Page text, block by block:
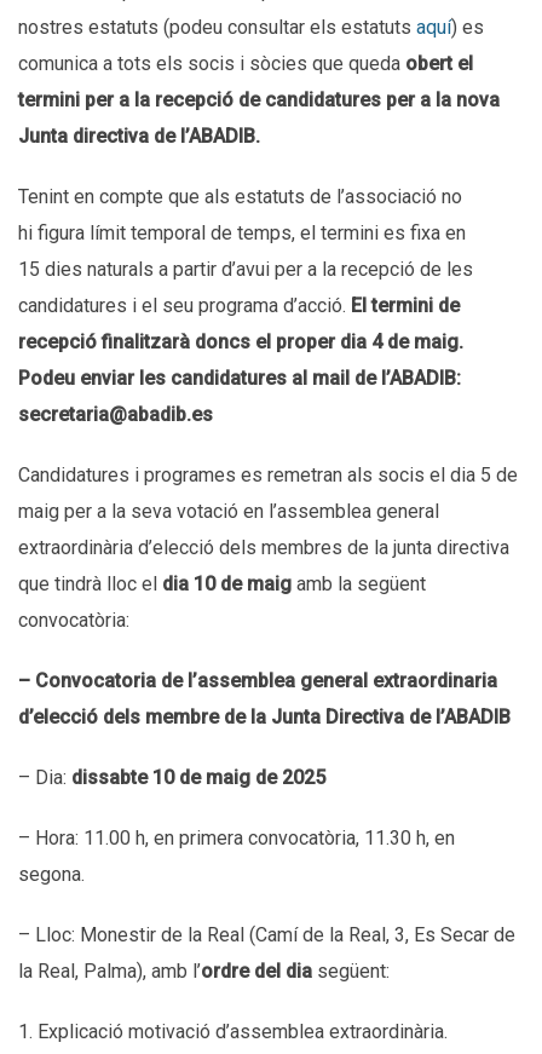
nostres estatuts (podeu consultar els estatuts aquí) es
comunica a tots els socis i sòcies que queda obert el
termini per a la recepció de candidatures per a la nova
Junta directiva de l’ABADIB.
Tenint en compte que als estatuts de l’associació no
hi figura límit temporal de temps, el termini es fixa en
15 dies naturals a partir d’avui per a la recepció de les
candidatures i el seu programa d’acció. El termini de
recepció finalitzarà doncs el proper dia 4de maig.
Podeu enviar les candidatures al mail de l’ABADIB:
secretaria@abadib.es
Candidatures i programes es remetran als socis el dia 5 de
maig per a la seva votació en l’assemblea general
extraordinària d’elecció dels membres de la junta directiva
que tindrà lloc el dia 10 de maig amb la següent
convocatòria:
– Convocatoria de l’assemblea general extraordinaria
d’elecció dels membre de la Junta Directiva de l’ABADIB
– Dia: dissabte 10de maig de 2025
– Hora: 11.00 h, en primera convocatòria, 11.30 h, en
segona.
– Lloc: Monestir de la Real (Camí de la Real, 3, Es Secar de
la Real, Palma), amb l’ordre del dia següent:
1. Explicació motivació d’assemblea extraordinària.